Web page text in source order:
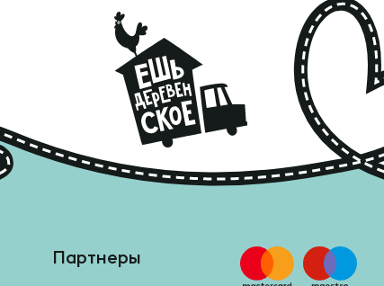
Партнеры